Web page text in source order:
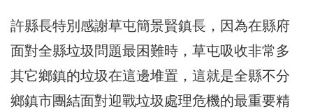
許縣長特別感謝草屯簡景賢鎮長，因為在縣府
面對全縣垃圾問題最困難時，草屯吸收非常多
其它鄉鎮的垃圾在這邊堆置，這就是全縣不分
鄉鎮市團結面對迎戰垃圾處理危機的最重要精